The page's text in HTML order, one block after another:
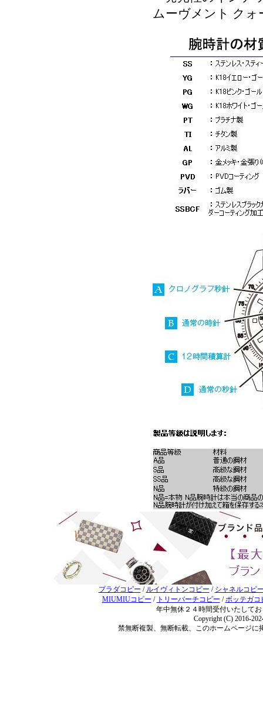
ムーヴメント クォ
プラダコピー / ルイヴィトンコピー / シャネルコピ
MIUMIUコピー / トリーバーチコピー /ボッテガコ
年中無休２４時間受付いたして
Copyright (C) 2016-
禁無断複製、無断転載、このホームページ